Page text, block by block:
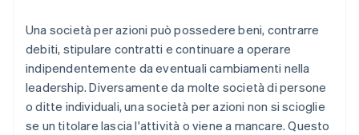
Una società per azioni può possedere beni, contrarre
debiti, stipulare contratti e continuare a operare
indipendentemente da eventuali cambiamenti nella
leadership. Diversamente da molte società di persone
o ditte individuali, una società per azioni non si scioglie
se un titolare lascia l'attività o viene a mancare. Questo